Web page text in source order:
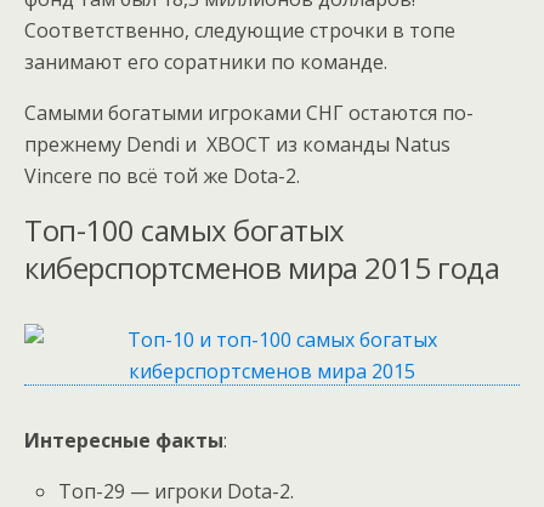
Соответственно, следующие строчки в топе
занимают его соратники по команде.
Самыми богатыми игроками СНГ остаются по-
прежнему Dendi и XBOCT из команды Natus
Vincere по всё той же Dota-2.
Топ-100 самых богатых
киберспортсменов мира 2015 года
Интересные факты:
Топ-29 — игроки Dota-2.